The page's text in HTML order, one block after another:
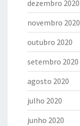
dezembro 2020
novembro 2020
outubro 2020
setembro 2020
agosto 2020
julho 2020
junho 2020